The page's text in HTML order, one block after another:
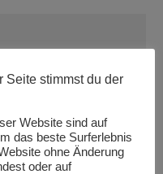
Seite stimmst du der
Website sind auf
das beste Surferlebnis
ohne Änderung
oder auf